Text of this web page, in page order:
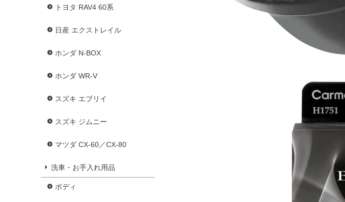
トヨタ RAV4 60系
日産 エクストレイル
ホンダ N-BOX
ホンダ WR-V
スズキ エブリイ
スズキ ジムニー
マツダ CX-60／CX-80
洗車・お手入れ用品
ボディ